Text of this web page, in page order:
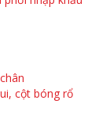
cột bóng rổ